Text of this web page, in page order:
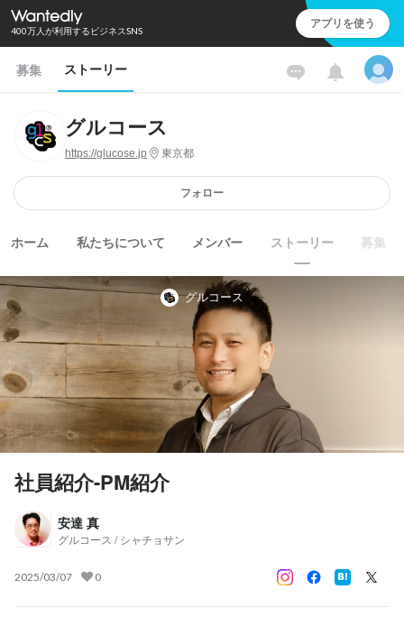
400万人が利用するビジネスSNS アプリを使う
募集 ストーリー
グルコース
https://glucose.jp 東京都
フォロー
ホーム 私たちについて メンバー ストーリー 募集
グルコース
社員紹介-PM紹介
安達 真
グルコース / シャチョサン
2025/03/07 0